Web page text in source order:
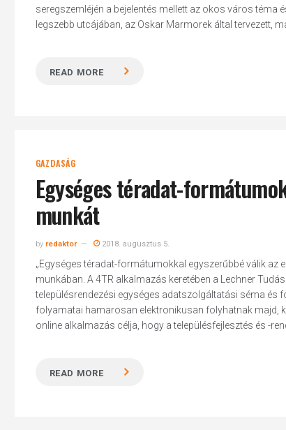
seregszemléjén a bejelentés mellett az okos város téma
legszebb utcájában, az Oskar Marmorek által tervezett,
READ MORE
GAZDASÁG
Egységes téradat-
munkát
by redaktor 2018. augusztus 5.
„Egységes téradat-formátumokkal egyszerűbbé válik az
munkában. A 4TR alkalmazás keretében a Lechner
településrendezési egységes adatszolgáltatási séma
folyamatai hamarosan elektronikusan folyhatnak majd,
online alkalmazás célja, hogy a településfejlesztés és -
READ MORE